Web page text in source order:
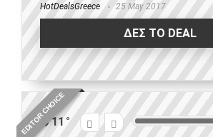
HotDealsGreece 25 May 2017
ΔΕΣ ΤΟ DEAL
EDITOR CHOICE
11